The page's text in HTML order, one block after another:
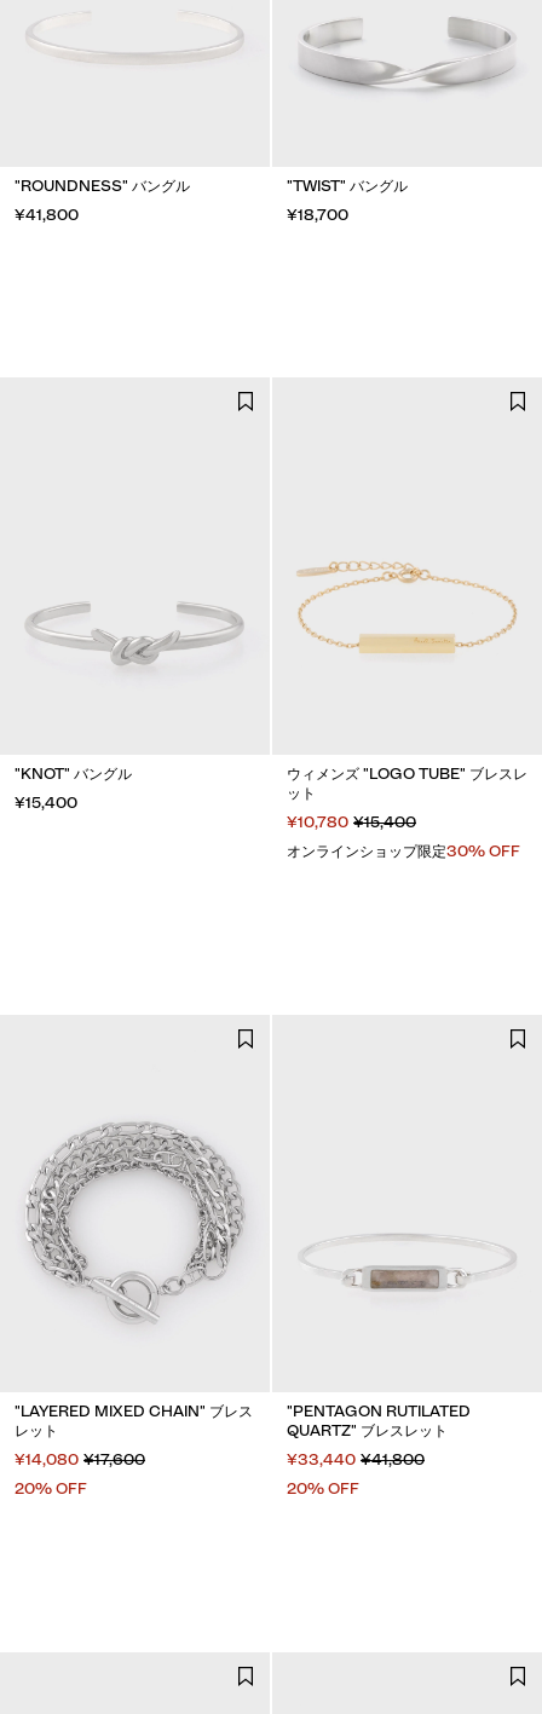
"ROUNDNESS" バングル
¥41,800
"TWIST" バングル
¥18,700
"KNOT" バングル
¥15,400
ウィメンズ "LOGO TUBE" ブレスレ
ット
¥10,780 ¥15,400
オンラインショップ限定30% OFF
"LAYERED MIXED CHAIN" ブレス
レット
¥14,080 ¥17,600
20% OFF
"PENTAGON RUTILATED
QUARTZ" ブレスレット
¥33,440 ¥41,800
20% OFF